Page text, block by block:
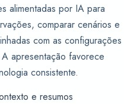
alimentadas por IA para
comparar cenários e
com as configurações
apresentação favorece
consistente.
e resumos